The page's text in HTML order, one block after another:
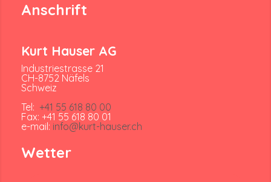
Anschrift
Kurt Hauser AG
Industriestrasse 21
CH-8752 Näfels
Schweiz
Tel: +41 55 618 80 00
Fax: +41 55 618 80 01
e-mail: info@kurt-hauser.ch
Wetter